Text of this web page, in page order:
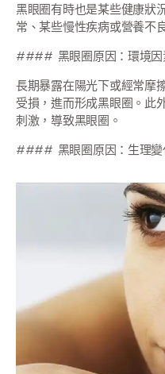
黑眼圈有時也是某些健康狀
常、某些慢性疾病或營養不
#### 黑眼圈原因：環境因
長期暴露在陽光下或經常摩
受損，進而形成黑眼圈。此
刺激，導致黑眼圈。
#### 黑眼圈原因：生理變